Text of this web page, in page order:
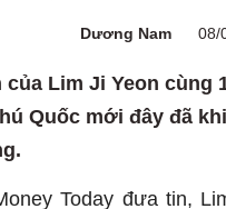
Dương Nam 08/
của Lim Ji Yeon cùng
Quốc mới đây đã
Today đưa tin,